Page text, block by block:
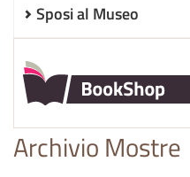
Sposi al Museo
Archivio Mostre